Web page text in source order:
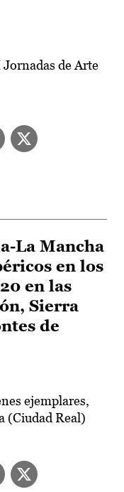
de Arte
La Mancha
en los
en las
Sierra
de
ejemplares,
(Ciudad Real)